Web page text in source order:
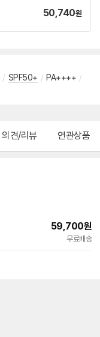
가
50,740원
/ SPF50+ / PA++++ /
의견/리뷰 연관상품
59,700원
무료배송